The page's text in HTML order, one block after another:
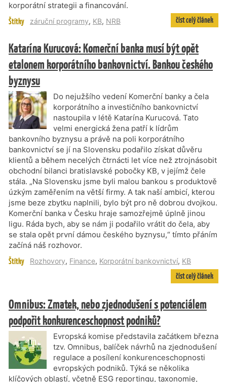
korporátní strategii a financování.
Štítky záruční programy, KB, NRB číst celý článek
Katarína Kurucová: Komerční banka musí být opět
etalonem korporátního bankovnictví. Bankou českého
byznysu
Do nejužšího vedení Komerční banky a čela
korporátního a investičního bankovnictví
nastoupila v létě Katarína Kurucová. Tato
velmi energická žena patří k lídrům
bankovního byznysu a právě na poli korporátního
bankovnictví se jí na Slovensku podařilo získat důvěru
klientů a během necelých čtrnácti let více než ztrojnásobit
obchodní bilanci bratislavské pobočky KB, v jejímž čele
stála. „Na Slovensku jsme byli malou bankou s produktově
úzkým zaměřením na větší firmy. A tak naší ambicí, kterou
jsme beze zbytku naplnili, bylo být pro ně dobrou dvojkou.
Komerční banka v Česku hraje samozřejmě úplně jinou
ligu. Ráda bych, aby se nám ji podařilo vrátit do čela, aby
se stala opět první dámou českého byznysu,“ tímto přáním
začíná náš rozhovor.
Štítky Rozhovory, Finance, Korporátní bankovnictví, KB
číst celý článek
Omnibus: Zmatek, nebo zjednodušení s potenciálem
podpořit konkurenceschopnost podniků?
Evropská komise představila začátkem března
tzv. Omnibus, balíček návrhů na zjednodušení
regulace a posílení konkurenceschopnosti
evropských podniků. Týká se několika
klíčových oblastí, včetně ESG reportingu, taxonomie,